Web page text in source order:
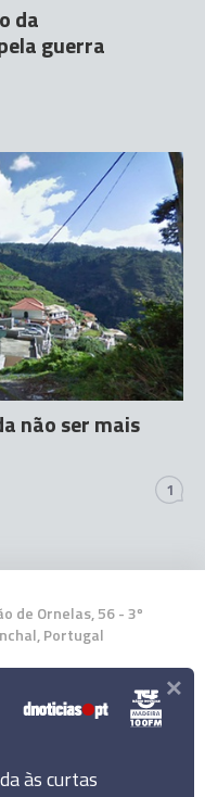
da
guerra
não ser mais
1
de Ornelas, 56 - 3º
Portugal
às curtas
×